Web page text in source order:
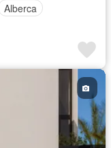
Alberca